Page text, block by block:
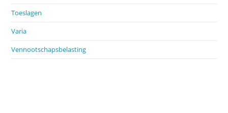
Toeslagen
Varia
Vennootschapsbelasting